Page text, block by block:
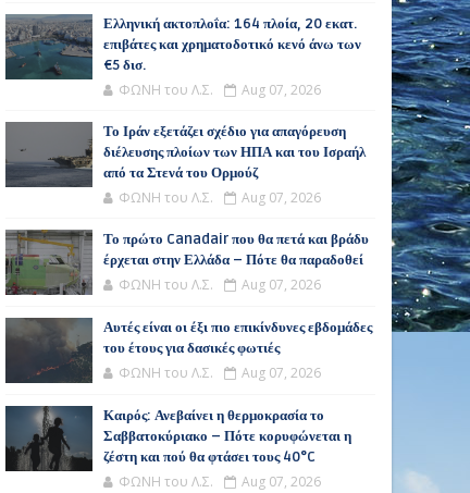
Ελληνική ακτοπλοΐα: 164 πλοία, 20 εκατ.
επιβάτες και χρηματοδοτικό κενό άνω των
€5 δισ.
ΦΩΝΗ του Λ.Σ. Aug 07, 2026
Το Ιράν εξετάζει σχέδιο για απαγόρευση
διέλευσης πλοίων των ΗΠΑ και του Ισραήλ
από τα Στενά του Ορμούζ
ΦΩΝΗ του Λ.Σ. Aug 07, 2026
Το πρώτο Canadair που θα πετά και βράδυ
έρχεται στην Ελλάδα – Πότε θα παραδοθεί
ΦΩΝΗ του Λ.Σ. Aug 07, 2026
Αυτές είναι οι έξι πιο επικίνδυνες εβδομάδες
του έτους για δασικές φωτιές
ΦΩΝΗ του Λ.Σ. Aug 07, 2026
Καιρός: Ανεβαίνει η θερμοκρασία το
Σαββατοκύριακο – Πότε κορυφώνεται η
ζέστη και πού θα φτάσει τους 40°C
ΦΩΝΗ του Λ.Σ. Aug 07, 2026